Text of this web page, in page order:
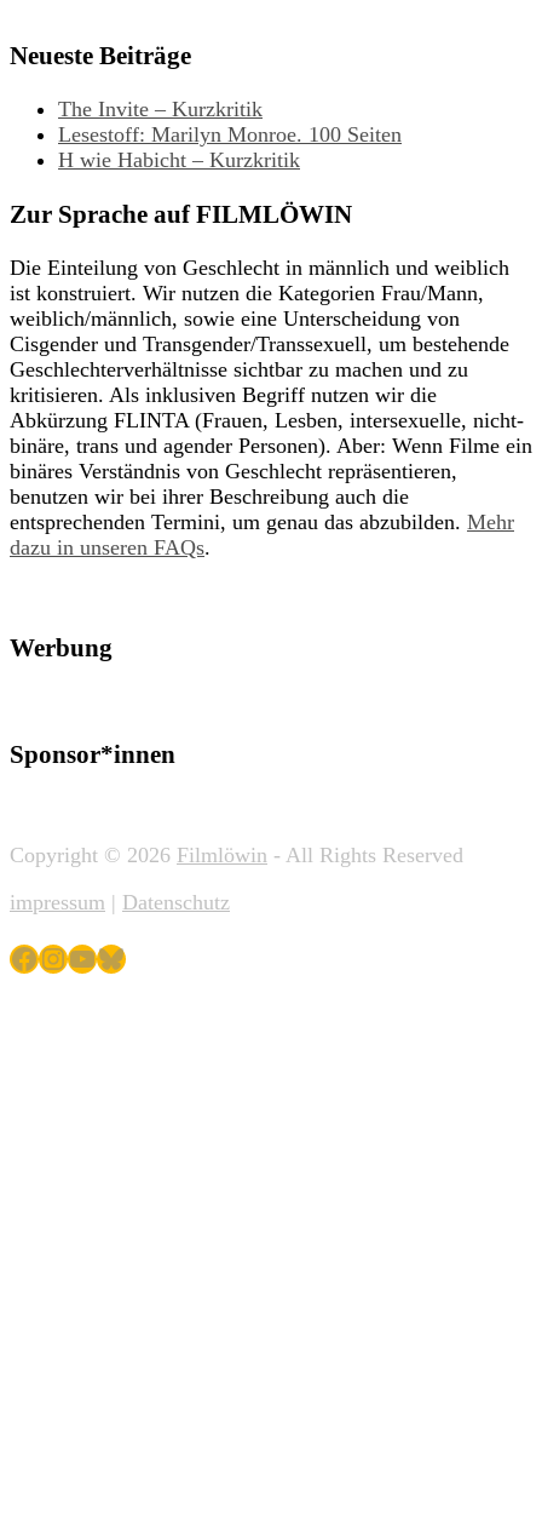
Neueste Beiträge
The Invite – Kurzkritik
Lesestoff: Marilyn Monroe. 100 Seiten
H wie Habicht – Kurzkritik
Zur Sprache auf FILMLÖWIN
Die Einteilung von Geschlecht in männlich und weiblich
ist konstruiert. Wir nutzen die Kategorien Frau/Mann,
weiblich/männlich, sowie eine Unterscheidung von
Cisgender und Transgender/Transsexuell, um bestehende
Geschlechterverhältnisse sichtbar zu machen und zu
kritisieren. Als inklusiven Begriff nutzen wir die
Abkürzung FLINTA (Frauen, Lesben, intersexuelle, nicht-
binäre, trans und agender Personen). Aber: Wenn Filme ein
binäres Verständnis von Geschlecht repräsentieren,
benutzen wir bei ihrer Beschreibung auch die
entsprechenden Termini, um genau das abzubilden. Mehr
dazu in unseren FAQs.
Werbung
Sponsor*innen
Copyright © 2026 Filmlöwin - All Rights Reserved
impressum | Datenschutz
Facebook
Instagram
YouTube
Bluesky